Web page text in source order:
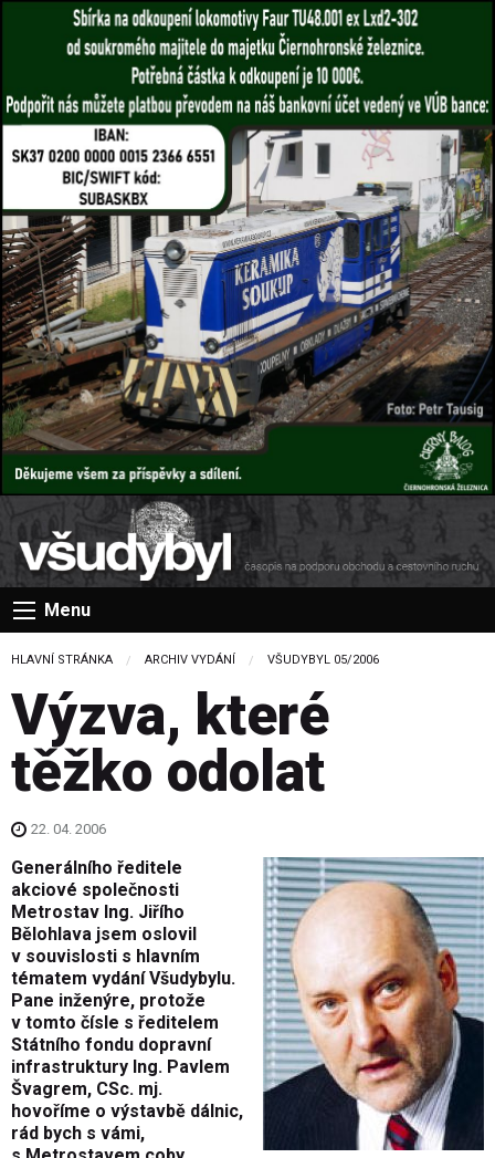
Menu
HLAVNÍ STRÁNKA ARCHIV VYDÁNÍ VŠUDYBYL 05/2006
Výzva, které
těžko odolat
22. 04. 2006
Generálního ředitele
akciové společnosti
Metrostav Ing. Jiřího
Bělohlava jsem oslovil
v souvislosti s hlavním
tématem vydání Všudybylu.
Pane inženýre, protože
v tomto čísle s ředitelem
Státního fondu dopravní
infrastruktury Ing. Pavlem
Švagrem, CSc. mj.
hovoříme o výstavbě dálnic,
rád bych s vámi,